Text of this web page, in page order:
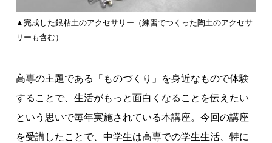
▲完成した銀粘土のアクセサリー（練習でつくった陶土のアクセサ
リーも含む）
高専の主題である「ものづくり」を身近なもので体験
することで、生活がもっと面白くなることを伝えたい
という思いで毎年実施されている本講座。今回の講座
を受講したことで、中学生は高専での学生生活、特に